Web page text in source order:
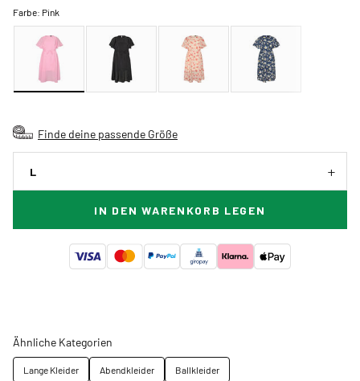
Farbe: Pink
Finde deine passende Größe
L
IN DEN WARENKORB LEGEN
Ähnliche Kategorien
Lange Kleider Abendkleider Ballkleider